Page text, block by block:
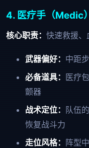
4. 医疗手（Medic）
核心职责： 快速救援、
武器偏好： 中距
必备道具： 医疗
颤器
战术定位： 队伍
恢复战斗力
走位风格： 阵型